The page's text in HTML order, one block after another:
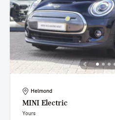
Helmond
MINI Electric
Yours